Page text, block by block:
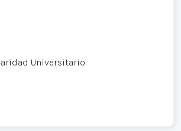
Universitario